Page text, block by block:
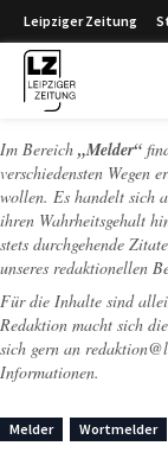
Leipziger Zeitung
Im Bereich „Melder“
verschiedensten Wegen
wollen. Es handelt sich
ihren Wahrheitsgehalt
stets durchgehende
unseres redaktionellen
Für die Inhalte sind
Redaktion macht sich
sich gern an
Informationen.
Melder Wortmelder